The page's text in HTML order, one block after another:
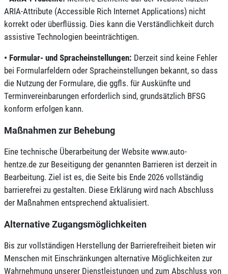
ARIA-Attribute (Accessible Rich Internet Applications) nicht
korrekt oder überflüssig. Dies kann die Verständlichkeit durch
assistive Technologien beeinträchtigen.
• Formular- und Spracheinstellungen: Derzeit sind keine Fehler
bei Formularfeldern oder Spracheinstellungen bekannt, so dass
die Nutzung der Formulare, die ggfls. für Auskünfte und
Terminvereinbarungen erforderlich sind, grundsätzlich BFSG
konform erfolgen kann.
Maßnahmen zur Behebung
Eine technische Überarbeitung der Website www.auto-
hentze.de zur Beseitigung der genannten Barrieren ist derzeit in
Bearbeitung. Ziel ist es, die Seite bis Ende 2026 vollständig
barrierefrei zu gestalten. Diese Erklärung wird nach Abschluss
der Maßnahmen entsprechend aktualisiert.
Alternative Zugangsmöglichkeiten
Bis zur vollständigen Herstellung der Barrierefreiheit bieten wir
Menschen mit Einschränkungen alternative Möglichkeiten zur
Wahrnehmung unserer Dienstleistungen und zum Abschluss von